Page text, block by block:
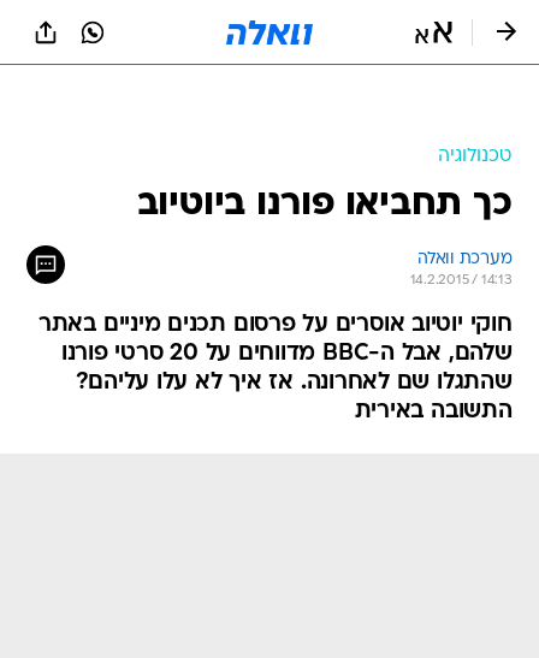
טכנולוגיה
כך תחביאו פורנו ביוטיוב
מערכת וואלה
14.2.2015 / 14:13
חוקי יוטיוב אוסרים על פרסום תכנים מיניים באתר
שלהם, אבל ה-BBC מדווחים על 20 סרטי פורנו
שהתגלו שם לאחרונה. אז איך לא עלו עליהם?
התשובה באירית